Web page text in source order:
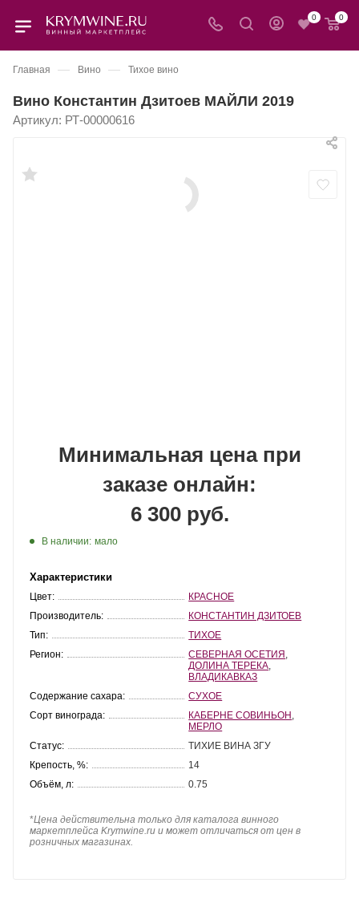
0 0
Главная — Вино — Тихое вино
Вино Константин Дзитоев МАЙЛИ 2019
Артикул: РТ-00000616
Минимальная цена при
заказе онлайн:
6 300 руб.
В наличии: мало
Характеристики
Цвет:
КРАСНОЕ
Производитель:
КОНСТАНТИН ДЗИТОЕВ
Тип:
ТИХОЕ
Регион:
СЕВЕРНАЯ ОСЕТИЯ
ДОЛИНА ТЕРЕКА
ВЛАДИКАВКАЗ
Содержание сахара:
СУХОЕ
Сорт винограда:
КАБЕРНЕ СОВИНЬОН
МЕРЛО
Статус:
ТИХИЕ ВИНА ЗГУ
Крепость, %:
14
Объём, л:
0.75
*Цена действительна только для каталога винного
маркетплейса Krymwine.ru и может отличаться от цен в
розничных магазинах.